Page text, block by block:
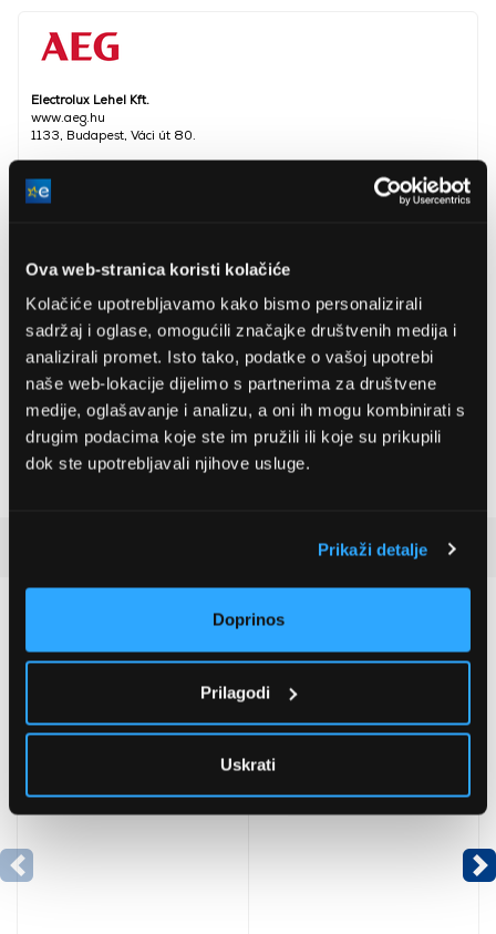
Ova web-stranica koristi kolačiće
Kolačiće upotrebljavamo kako bismo personalizirali
sadržaj i oglase, omogućili značajke društvenih medija i
analizirali promet. Isto tako, podatke o vašoj upotrebi
naše web-lokacije dijelimo s partnerima za društvene
medije, oglašavanje i analizu, a oni ih mogu kombinirati s
drugim podacima koje ste im pružili ili koje su prikupili
dok ste upotrebljavali njihove usluge.
Prikaži detalje
Doprinos
Prilagodi
Uskrati
Electrolux Lehel Kft.
www.aeg.hu
1133, Budapest, Váci út 80.
Vrsta ploče za kuhanje
Indukcijska ploča za
Visina ugradnje
4,4 cm
Funkcija timera
Da
Broj zona za kuhanje
4 kom
Dječja brava
Da
Preporučujemo za vas